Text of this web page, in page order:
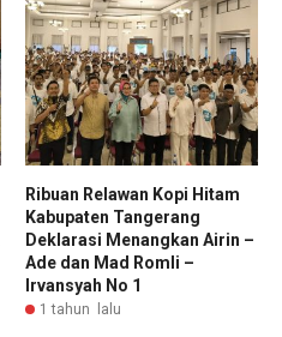
Ribuan Relawan Kopi Hitam
Kabupaten Tangerang
Deklarasi Menangkan Airin –
Ade dan Mad Romli –
Irvansyah No 1
1 tahun lalu